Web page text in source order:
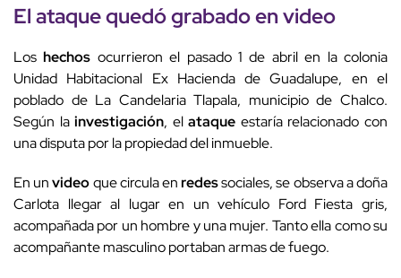
Elataquequedó grabado envideo
Loshechos ocurrieron el pasado 1 de abril en la colonia
Unidad Habitacional Ex Hacienda de Guadalupe, en el
poblado de La Candelaria Tlapala, municipio de Chalco.
Según lainvestigación, elataque estaría relacionado con
una disputa por la propiedad del inmueble.
En unvideoque circula enredessociales, se observa a doña
Carlota llegar al lugar en un vehículo Ford Fiesta gris,
acompañada por un hombre y una mujer. Tanto ella como su
acompañante masculino portaban armas de fuego.